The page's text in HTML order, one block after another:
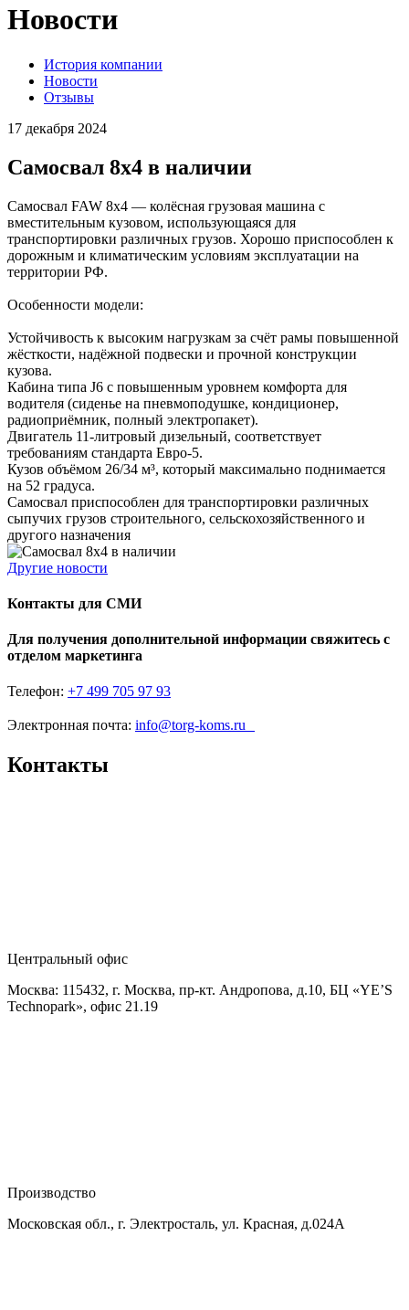
Новости
История компании
Новости
Отзывы
17 декабря 2024
Самосвал 8х4 в наличии
Самосвал FAW 8х4 — колёсная грузовая машина с
вместительным кузовом, использующаяся для
транспортировки различных грузов. Хорошо приспособлен к
дорожным и климатическим условиям эксплуатации на
территории РФ.
Особенности модели:
Устойчивость к высоким нагрузкам за счёт рамы повышенной
жёсткости, надёжной подвески и прочной конструкции
кузова.
Кабина типа J6 с повышенным уровнем комфорта для
водителя (сиденье на пневмоподушке, кондиционер,
радиоприёмник, полный электропакет).
Двигатель 11-литровый дизельный, соответствует
требованиям стандарта Евро-5.
Кузов объёмом 26/34 м³, который максимально поднимается
на 52 градуса.
Самосвал приспособлен для транспортировки различных
сыпучих грузов строительного, сельскохозяйственного и
другого назначения
Другие новости
Контакты для СМИ
Для получения дополнительной информации свяжитесь с
отделом маркетинга
Телефон: +7 499 705 97 93
Электронная почта: info@torg-koms.ru
Контакты
Центральный офис
Москва: 115432, г. Москва, пр-кт. Андропова, д.10, БЦ «YE’S
Technopark», офис 21.19
Производство
Московская обл., г. Электросталь, ул. Красная, д.024А